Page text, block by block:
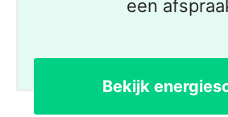
een
Bekijk